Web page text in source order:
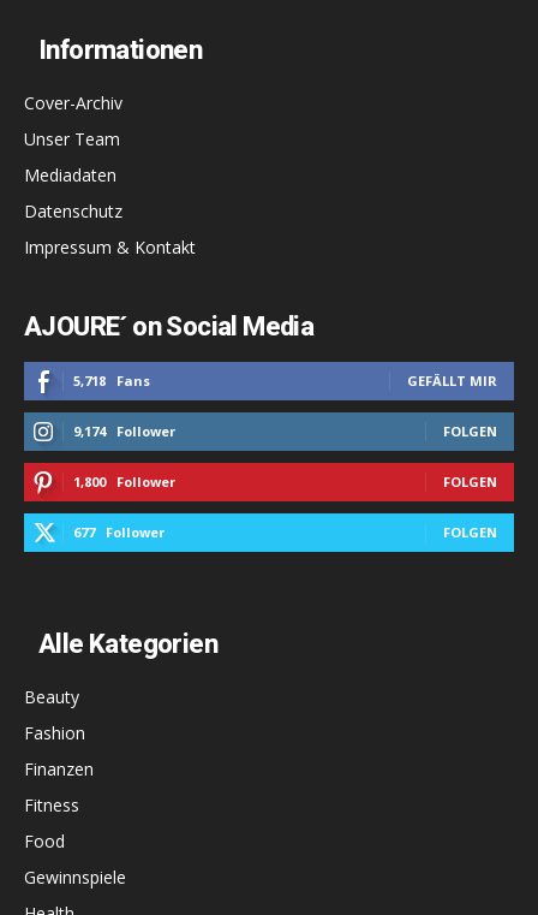
Informationen
Cover-Archiv
Unser Team
Mediadaten
Datenschutz
Impressum & Kontakt
AJOURE´ on Social Media
5,718 Fans GEFÄLLT MIR
9,174 Follower FOLGEN
1,800 Follower FOLGEN
677 Follower FOLGEN
Alle Kategorien
Beauty
Fashion
Finanzen
Fitness
Food
Gewinnspiele